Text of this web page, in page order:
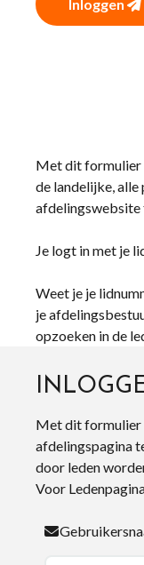
Inloggen
Met dit formulier
de landelijke,
afdelingswebsite
Je logt in met je
Weet je je
je
opzoeken in de
Met dit formulier
afdelingspagina
door leden
Voor